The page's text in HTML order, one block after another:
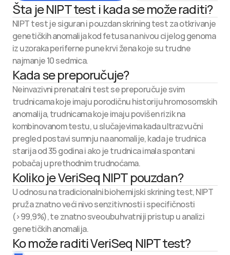
Šta je NIPT test i kada se može raditi?
NIPT test je siguran i pouzdan skrining test za otkrivanje
genetičkih anomalija kod fetusa na nivou cijelog genoma
iz uzoraka periferne pune krvi žena koje su trudne
najmanje 10 sedmica.
Kada se preporučuje?
Neinvazivni prenatalni test se preporučuje svim
trudnicama koje imaju porodičnu historiju hromosomskih
anomalija, trudnicama koje imaju povišen rizik na
kombinovanom testu, u slučajevima kada ultrazvučni
pregled postavi sumnju na anomalije, kada je trudnica
starija od 35 godina i ako je trudnica imala spontani
pobačaj u prethodnim trudnoćama.
Koliko je VeriSeq NIPT pouzdan?
U odnosu na tradicionalni biohemijski skrining test, NIPT
pruža znatno veći nivo senzitivnosti i specifičnosti
(>99,9%), te znatno sveoubuhvatniji pristup u analizi
genetičkih anomalija.
Ko može raditi VeriSeq NIPT test?